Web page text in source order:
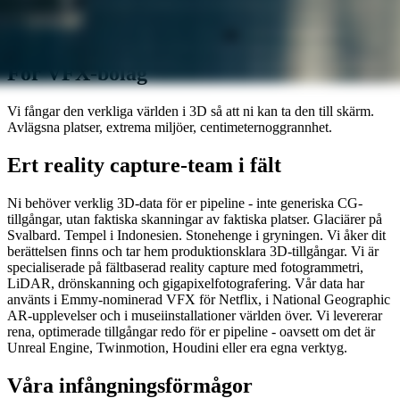
För VFX-bolag
Vi fångar den verkliga världen i 3D så att ni kan ta den till skärm.
Avlägsna platser, extrema miljöer, centimeternoggrannhet.
Ert reality capture-team i fält
Ni behöver verklig 3D-data för er pipeline - inte generiska CG-
tillgångar, utan faktiska skanningar av faktiska platser. Glaciärer på
Svalbard. Tempel i Indonesien. Stonehenge i gryningen. Vi åker dit
berättelsen finns och tar hem produktionsklara 3D-tillgångar. Vi är
specialiserade på fältbaserad reality capture med fotogrammetri,
LiDAR, drönskanning och gigapixelfotografering. Vår data har
använts i Emmy-nominerad VFX för Netflix, i National Geographic
AR-upplevelser och i museiinstallationer världen över. Vi levererar
rena, optimerade tillgångar redo för er pipeline - oavsett om det är
Unreal Engine, Twinmotion, Houdini eller era egna verktyg.
Våra infångningsförmågor